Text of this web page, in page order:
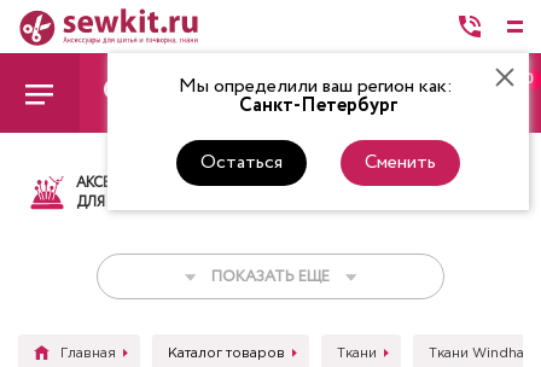
Мы определили ваш регион как:
Санкт-Петербург
Остаться Сменить
0
АКСЕССУАРЫ
ДЛЯ ШИТЬЯ
ТКАНИ НИТКИ
ПОКАЗАТЬ ЕЩЕ
Главная Каталог товаров Ткани Ткани